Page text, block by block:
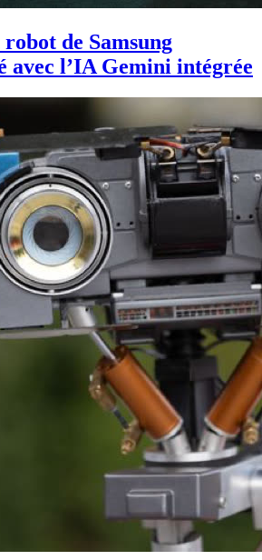
de Samsung
avec l’IA Gemini intégrée